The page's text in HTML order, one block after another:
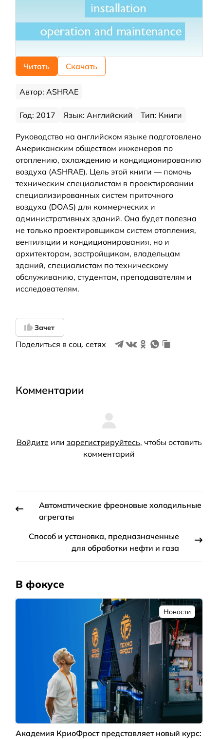
Читать Скачать
Автор: ASHRAE
Год: 2017 Язык: Английский Тип: Книги
Руководство на английском языке подготовлено
Американским обществом инженеров по
отоплению, охлаждению и кондиционированию
воздуха (ASHRAE). Цель этой книги — помочь
техническим специалистам в проектировании
специализированных систем приточного
воздуха (DOAS) для коммерческих и
административных зданий. Она будет полезна
не только проектировщикам систем отопления,
вентиляции и кондиционирования, но и
архитекторам, застройщикам, владельцам
зданий, специалистам по техническому
обслуживанию, студентам, преподавателям и
исследователям.
Зачет
Поделиться в соц. сетях
Комментарии
Войдите или зарегистрируйтесь, чтобы оставить
комментарий
Автоматические фреоновые холодильные
агрегаты
Способ и установка, предназначенные
для обработки нефти и газа
В фокусе
Новости
Академия КриоФрост представляет новый курс: